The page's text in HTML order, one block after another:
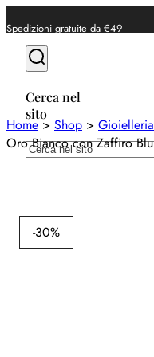
Spedizioni gratuite da €49
Cerca nel
sito
Cerca
Home> Shop > Gioielleria
Oro Bianco con Zaffiro Blu
-30%